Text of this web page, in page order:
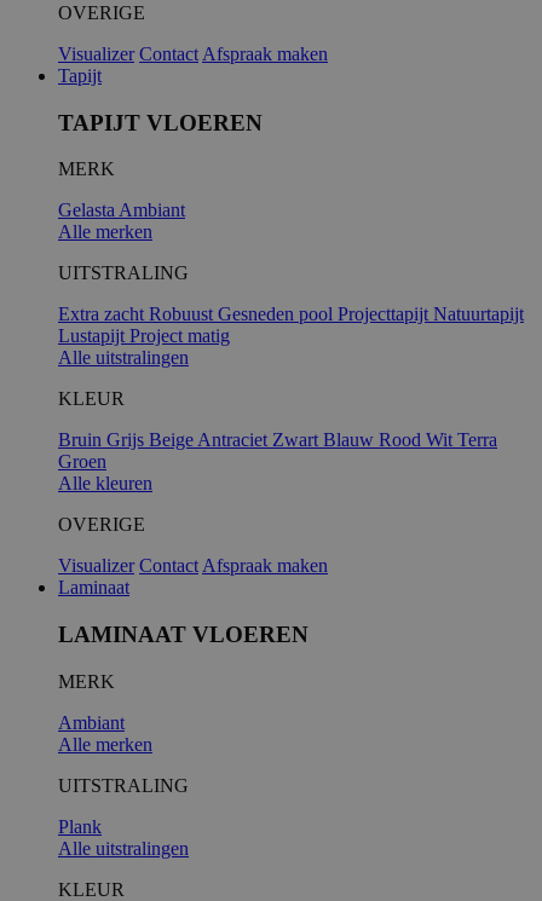
OVERIGE
Visualizer Contact Afspraak maken
Tapijt
TAPIJT VLOEREN
MERK
Gelasta Ambiant
Alle merken
UITSTRALING
Extra zacht Robuust Gesneden pool Projecttapijt Natuurtapijt
Lustapijt Project matig
Alle uitstralingen
KLEUR
Bruin Grijs Beige Antraciet Zwart Blauw Rood Wit Terra
Groen
Alle kleuren
OVERIGE
Visualizer Contact Afspraak maken
Laminaat
LAMINAAT VLOEREN
MERK
Ambiant
Alle merken
UITSTRALING
Plank
Alle uitstralingen
KLEUR